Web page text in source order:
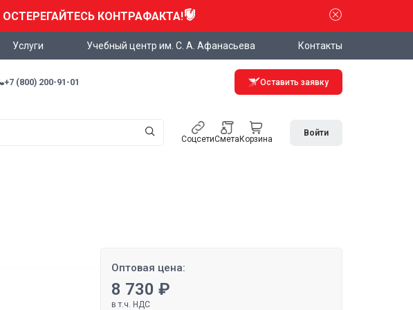
ОСТЕРЕГАЙТЕСЬ КОНТРАФАКТА!
Услуги Учебный центр им. С. А. Афанасьева Контакты
+7 (800) 200-91-01 Оставить заявку
СоцсетиСмета Корзина
Войти
Оптовая цена:
8 730 ₽
в т.ч. НДС